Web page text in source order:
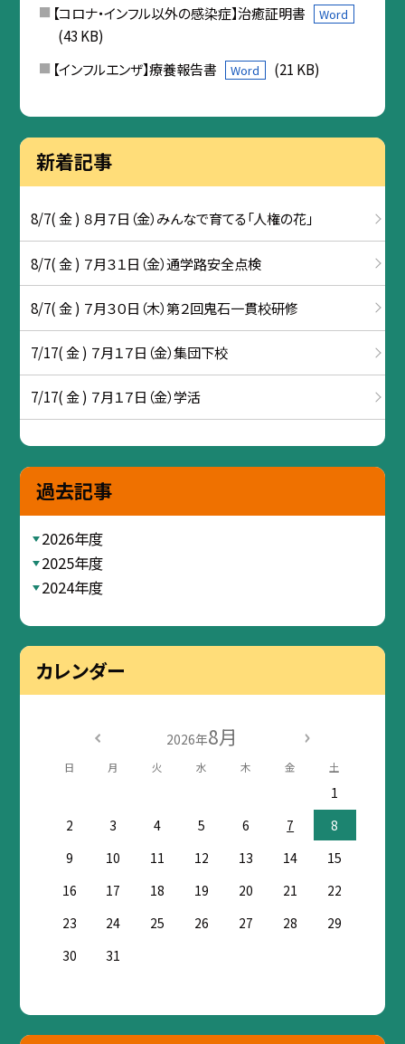
【コロナ・インフル以外の感染症】治癒証明書
Word
(43 KB)
【インフルエンザ】療養報告書
Word (21 KB)
新着記事
8/7( 金 ) ８月７日（金）みんなで育てる「人権の花」
8/7( 金 ) ７月３１日（金）通学路安全点検
8/7( 金 ) ７月３０日（木）第２回鬼石一貫校研修
7/17( 金 ) ７月１７日（金）集団下校
7/17( 金 ) ７月１７日（金）学活
過去記事
2026年度
2025年度
2024年度
カレンダー
2026年8月
日 月 火 水 木 金 土
1
2
3 4 5 6 7
8
9
10 11 12 13 14
15
16
17 18 19 20 21
22
23
24 25 26 27 28
29
30
31